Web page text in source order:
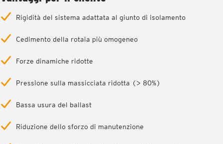
Rigidità del sistema adattata al giunto di isolamento
Cedimento della rotaia più omogeneo
Forze dinamiche ridotte
Pressione sulla massicciata ridotta (> 80%)
Bassa usura del ballast
Riduzione dello sforzo di manutenzione